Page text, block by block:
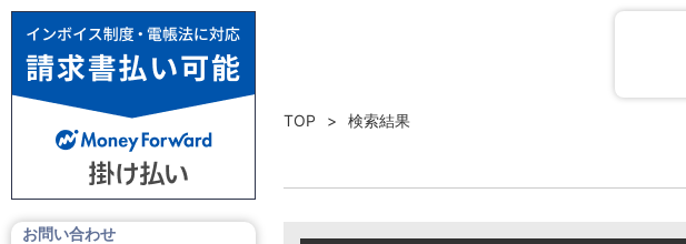
お問い合わせ
TOP 検索結果